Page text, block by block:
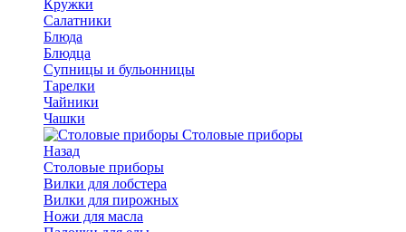
Кружки
Салатники
Блюда
Блюдца
Супницы и бульонницы
Тарелки
Чайники
Чашки
Cтоловые приборы
Назад
Cтоловые приборы
Вилки для лобстера
Вилки для пирожных
Ножи для масла